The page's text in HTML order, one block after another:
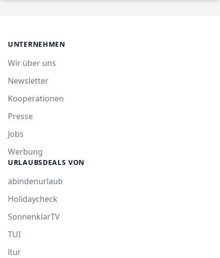
UNTERNEHMEN
Wir über uns
Newsletter
Kooperationen
Presse
Jobs
Werbung
URLAUBSDEALS VON
abindenurlaub
Holidaycheck
SonnenklarTV
TUI
ltur